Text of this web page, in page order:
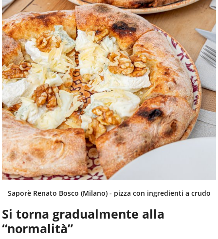
Saporè Renato Bosco (Milano) - pizza con ingredienti a crudo
Si torna gradualmente alla
“normalità”